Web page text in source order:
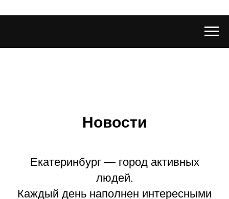
Новости
Екатеринбург — город активных
людей.
Каждый день наполнен интересными